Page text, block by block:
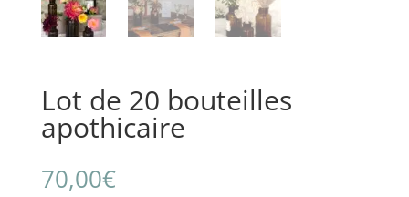
Lot de 20 bouteilles
apothicaire
70,00€